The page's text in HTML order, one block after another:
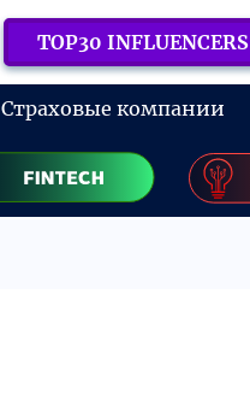
TOP30 INFLUENCERS
Страховые компании